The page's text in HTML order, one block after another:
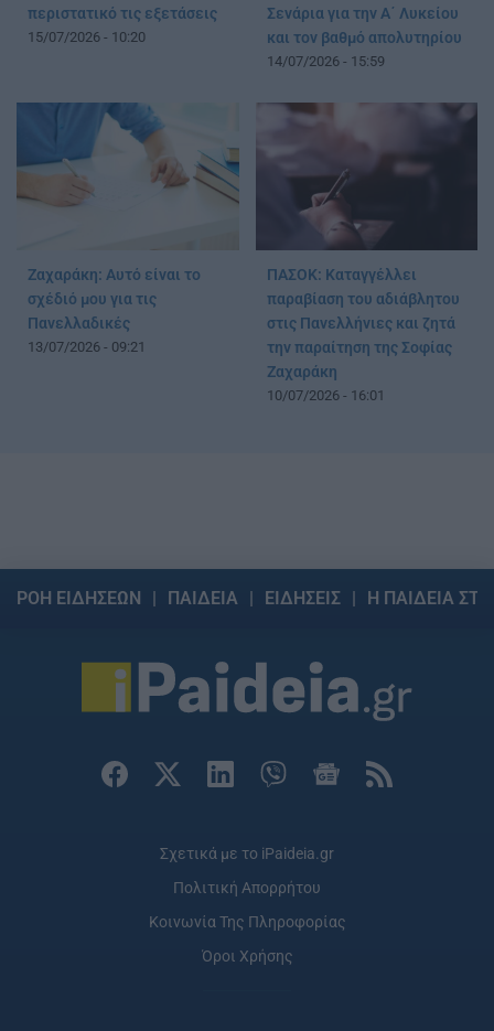
περιστατικό τις εξετάσεις
15/07/2026 - 10:20
Σενάρια για την Α΄ Λυκείου
και τον βαθμό απολυτηρίου
14/07/2026 - 15:59
Ζαχαράκη: Αυτό είναι το
σχέδιό μου για τις
Πανελλαδικές
13/07/2026 - 09:21
ΠΑΣΟΚ: Καταγγέλλει
παραβίαση του αδιάβλητου
στις Πανελλήνιες και ζητά
την παραίτηση της Σοφίας
Ζαχαράκη
10/07/2026 - 16:01
ΡΟΗ ΕΙΔΗΣΕΩΝ ΠΑΙΔΕΙΑ ΕΙΔΗΣΕΙΣ Η ΠΑΙΔΕΙΑ
Σχετικά με το iPaideia.gr
Πολιτική Απορρήτου
Κοινωνία Της Πληροφορίας
Όροι Χρήσης